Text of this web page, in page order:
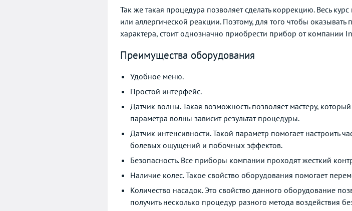
Так же такая процедура позволяет сделать коррекцию. Весь
или аллергической реакции. Поэтому, для того чтобы
характера, стоит однозначно приобрести прибор от компании
Преимущества оборудования
Удобное меню.
Простой интерфейс.
Датчик волны. Такая возможность позволяет мастеру,
параметра волны зависит результат процедуры.
Датчик интенсивности. Такой параметр помогает настроить
болевых ощущений и побочных эффектов.
Безопасность. Все приборы компании проходят жесткий
Наличие колес. Такое свойство оборудования помогает
Количество насадок. Это свойство данного оборудование
получить несколько процедур разного метода